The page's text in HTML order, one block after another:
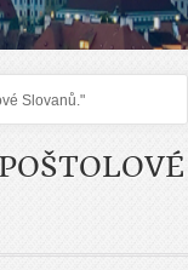
Slovanů."